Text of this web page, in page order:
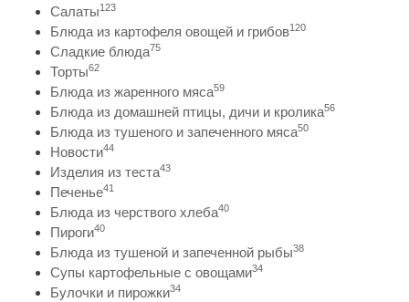
Салаты123
Блюда из картофеля овощей и грибов120
Сладкие блюда75
Торты62
Блюда из жаренного мяса59
Блюда из домашней птицы, дичи и кролика56
Блюда из тушеного и запеченного мяса50
Новости44
Изделия из теста43
Печенье41
Блюда из черствого хлеба40
Пироги40
Блюда из тушеной и запеченной рыбы38
Супы картофельные с овощами34
Булочки и пирожки34